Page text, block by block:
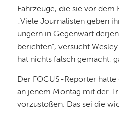
Fahrzeuge, die sie vor dem
„Viele Journalisten geben
ungern in Gegenwart
berichten“, versucht
hat nichts falsch gemacht,
Der FOCUS-Reporter hatte
an jenem Montag mit der
vorzustoßen. Das sei die